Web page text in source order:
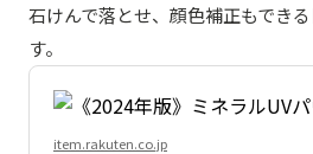
石けんで落とせ、顔色補正もでき
す。
item.rakuten.co.jp